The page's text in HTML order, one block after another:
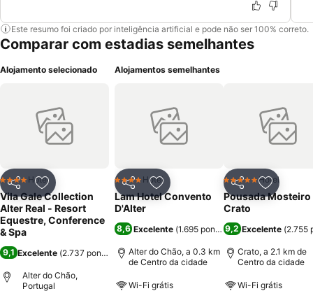
Este resumo foi criado por inteligência artificial e pode não ser 100% correto.
Comparar com estadias semelhantes
Alojamento selecionado
PartilharAdicionar aos favoritos
4 EstrelasHotel
Vila Gale Collection
Alter Real - Resort
Equestre, Conference
& Spa
9,1 Excelente (2.737 pontuações)
Alter do Chão,
Portugal
Alojamentos semelhantes
PartilharAdicionar aos favoritos
4 EstrelasHotel
Lam Hotel Convento
D'Alter
8,6 Excelente (1.695 pontuações)
Alter do Chão, a 0.3 km
de Centro da cidade
Wi-Fi grátis
Partilhar
5 EstrelasHotel
Pousada Mosteiro
Crato
9,2 Excelente (2.755
Crato, a 2.1 km de
Centro da cidade
Wi-Fi grátis